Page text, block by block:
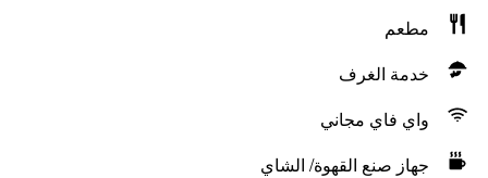
مطعم
خدمة الغرف
واي فاي مجاني
جهاز صنع القهوة/ الشاي